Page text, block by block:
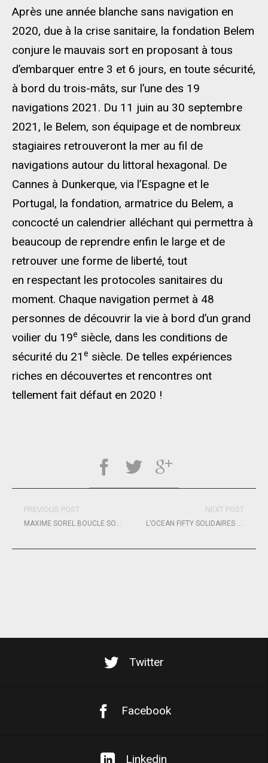
Après une année blanche sans navigation en
2020, due à la crise sanitaire, la fondation Belem
conjure le mauvais sort en proposant à tous
d’embarquer entre 3 et 6 jours, en toute sécurité,
à bord du trois-mâts, sur l’une des 19
navigations 2021. Du 11 juin au 30 septembre
2021, le Belem, son équipage et de nombreux
stagiaires retrouveront la mer au fil de
navigations autour du littoral hexagonal. De
Cannes à Dunkerque, via l’Espagne et le
Portugal, la fondation, armatrice du Belem, a
concocté un calendrier alléchant qui permettra à
beaucoup de reprendre enfin le large et de
retrouver une forme de liberté, tout
en respectant les protocoles sanitaires du
moment. Chaque navigation permet à 48
personnes de découvrir la vie à bord d’un grand
voilier du 19e siècle, dans les conditions de
sécurité du 21 e siècle. De telles expériences
riches en découvertes et rencontres ont
tellement fait défaut en 2020 !
PREVIOUS POST
MAXIME SOREL BOUCLE SON TOUR DU MONDE EN MAYENNE
NEXT POST
L’OCEAN FIFTY SOLIDAIRES EN PELOTON SUR UN NOUVEAU CIRCUIT
Twitter
Facebook
Linkedin